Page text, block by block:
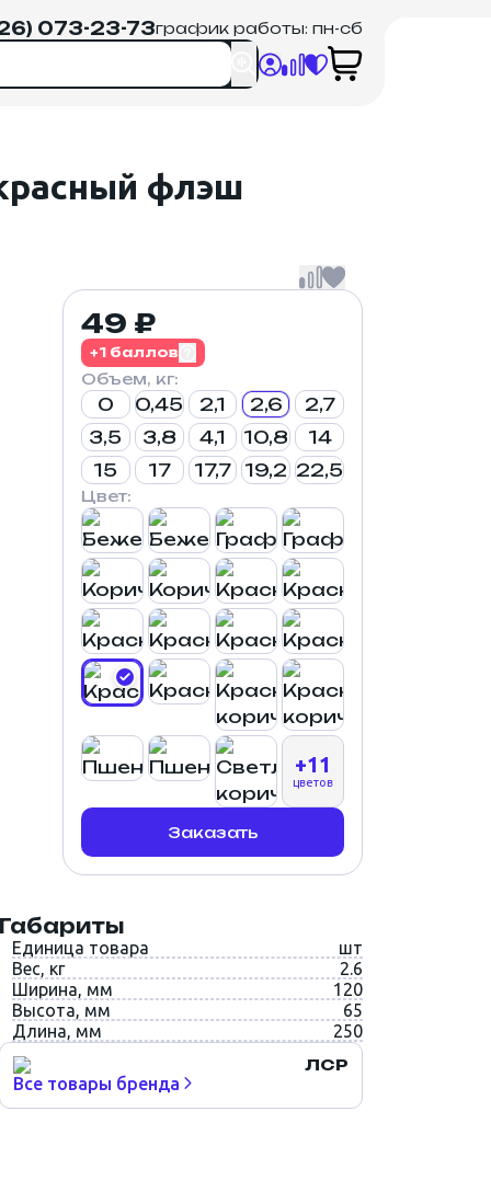
073-23-73график работы: пн-сб
флэш
49 ₽
+1 баллов
Объем, кг:
0 0,45 2,1 2,6
2,7
3,5
3,8 4,1 10,8
14
15
17 17,7 19,2 22,5
Цвет:
+11
цветов
Заказать
Габариты
Единица товара
шт
Вес, кг
2.6
Ширина, мм
120
Высота, мм
65
Длина, мм
250
ЛСР
Все товары бренда